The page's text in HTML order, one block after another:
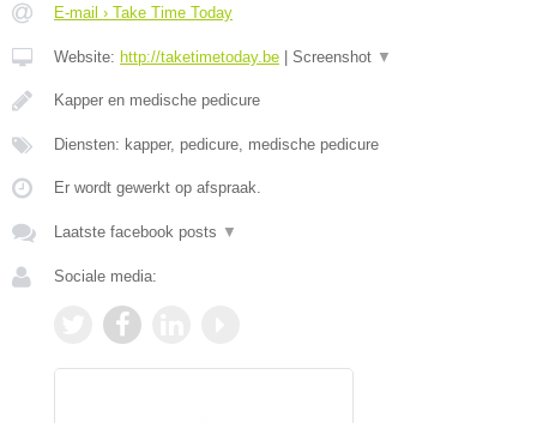
E-mail › Take Time Today
Website: http://taketimetoday.be Screenshot ▼
Kapper en medische pedicure
Diensten: kapper, pedicure, medische pedicure
Er wordt gewerkt op afspraak.
Laatste facebook posts ▼
Sociale media: